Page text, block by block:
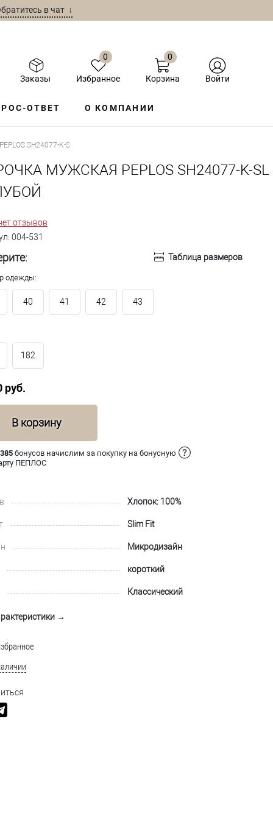
в чат ↓
Заказы
0
Избранное
0
Корзина Войти
ОТВЕТ О КОМПАНИИ
SH24077-K-SL ГОЛУБОЙ
МУЖСКАЯ PEPLOS SH24077-K-SL
отзывов
004-531
Таблица размеров
одежды:
40 41 42 43
182
руб.
В корзину
бонусов начислим за покупку на бонусную
ПЕПЛОС
Хлопок: 100%
Slim Fit
Микродизайн
короткий
Классический
→